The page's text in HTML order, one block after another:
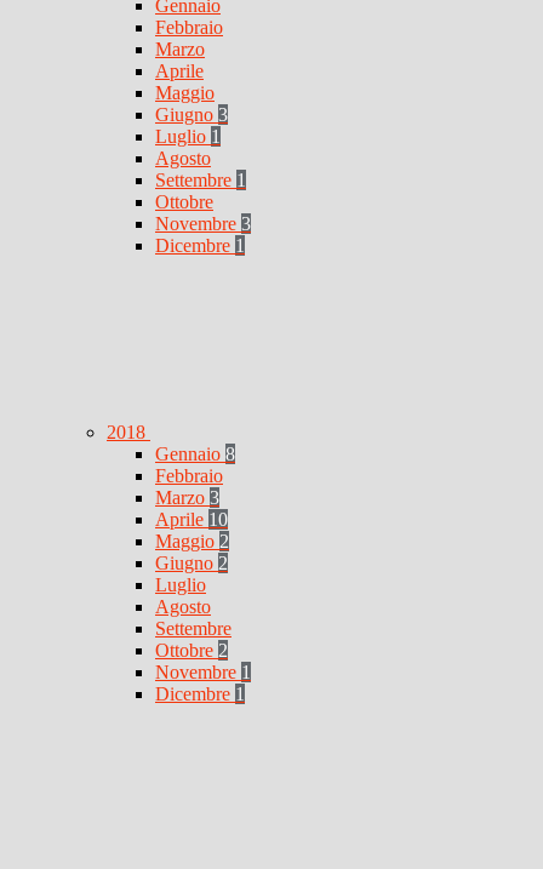
Gennaio
Febbraio
Marzo
Aprile
Maggio
Giugno 3
Luglio 1
Agosto
Settembre 1
Ottobre
Novembre 3
Dicembre 1
2018
Gennaio 8
Febbraio
Marzo 3
Aprile 10
Maggio 2
Giugno 2
Luglio
Agosto
Settembre
Ottobre 2
Novembre 1
Dicembre 1